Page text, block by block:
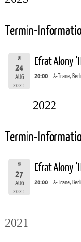
Termin-
DI
24
AUG
2021
Efrat Alony
20:00 A-Trane,
2022
Termin-
FR
27
AUG
2021
Efrat Alony
20:00 A-Trane,
2021